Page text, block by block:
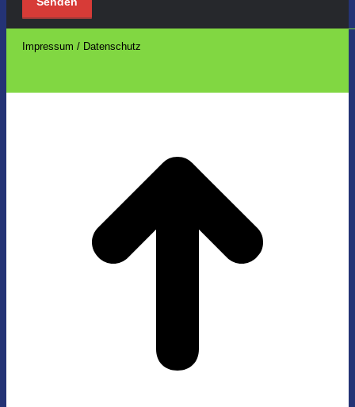
Impressum / Datenschutz